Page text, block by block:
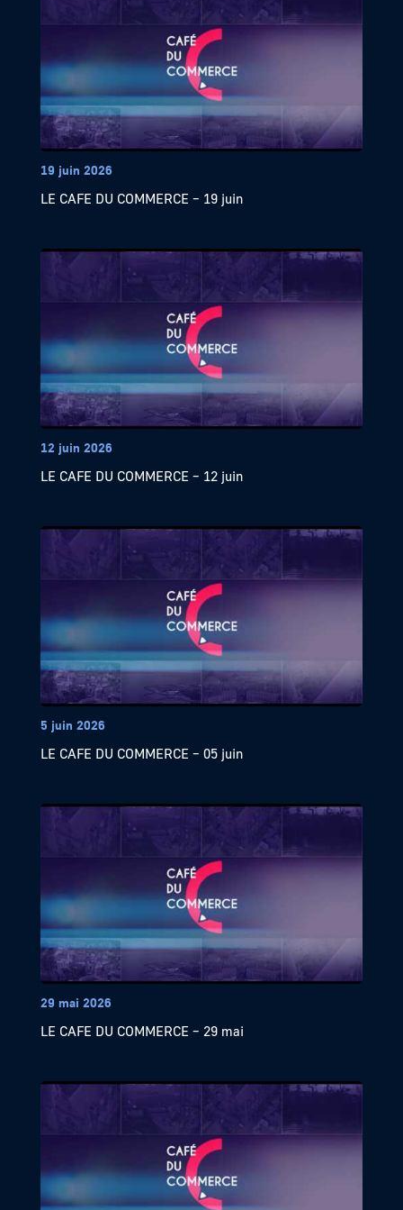
19 juin 2026
LE CAFE DU COMMERCE – 19 juin
12 juin 2026
LE CAFE DU COMMERCE – 12 juin
5 juin 2026
LE CAFE DU COMMERCE – 05 juin
29 mai 2026
LE CAFE DU COMMERCE – 29 mai